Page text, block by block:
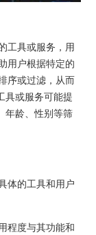
工具或服务，用
用户根据特定的
序或过滤，从而
具或服务可能提
年龄、性别等筛
体的工具和用户
程度与其功能和